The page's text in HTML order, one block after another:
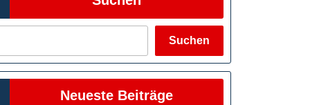
Suchen
Neueste Beiträge